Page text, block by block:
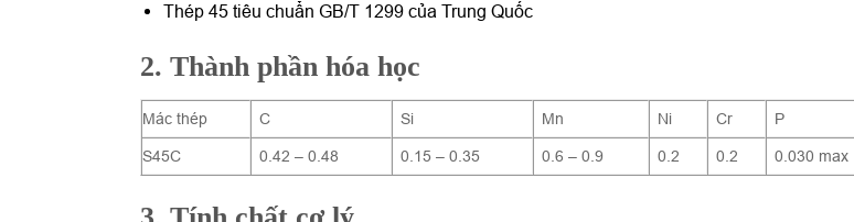
Thép 45 tiêu chuẩn GB/T 1299 của Trung Quốc
2. Thành phần hóa học
Mác thép C Si Mn Ni Cr P
S45C 0.42 – 0.48 0.15 – 0.35 0.6 – 0.9 0.2 0.2 0.030 max